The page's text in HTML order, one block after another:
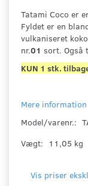
Tatami Coco er
Fyldet er en
vulkaniseret
nr.01 sort. Også
KUN 1 stk.
Mere information
Model/varenr.:
Vægt:
11,05 kg
Vis priser